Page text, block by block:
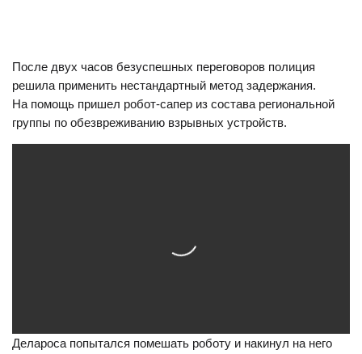
После двух часов безуспешных переговоров полиция
решила применить нестандартный метод задержания.
На помощь пришел робот-сапер из состава региональной
группы по обезвреживанию взрывных устройств.
Делароса попытался помешать роботу и накинул на него